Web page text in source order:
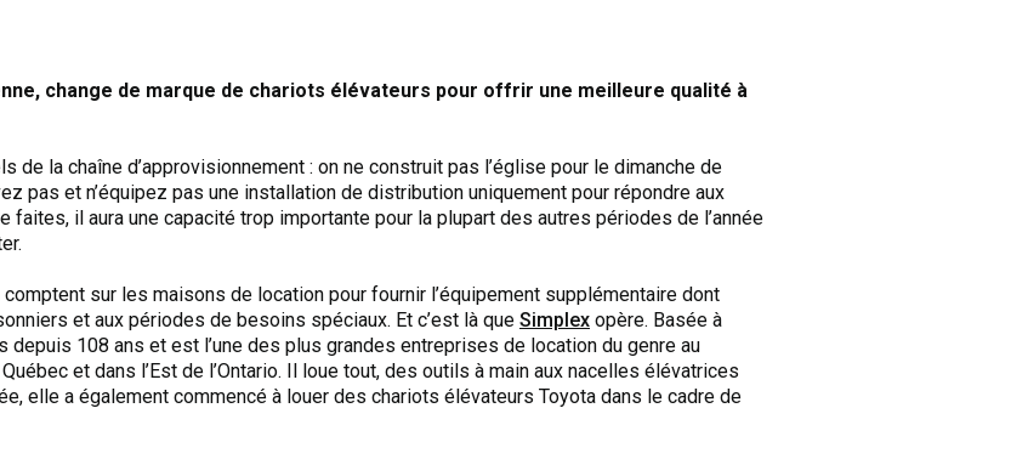
change de marque de chariots élévateurs pour offrir une meilleure qualité à
de la chaîne d’approvisionnement : on ne construit pas l’église pour le dimanche de
pas et n’équipez pas une installation de distribution uniquement pour répondre aux
il aura une capacité trop importante pour la plupart des autres périodes de l’année
sur les maisons de location pour fournir l’équipement supplémentaire dont
et aux périodes de besoins spéciaux. Et c’est là que Simplex opère. Basée à
depuis 108 ans et est l’une des plus grandes entreprises de location du genre au
et dans l’Est de l’Ontario. Il loue tout, des outils à main aux nacelles élévatrices
elle a également commencé à louer des chariots élévateurs Toyota dans le cadre de